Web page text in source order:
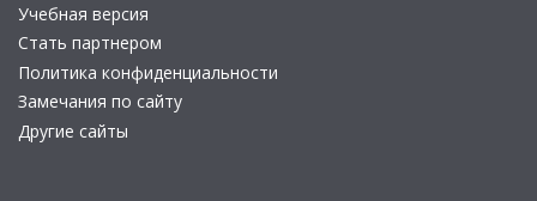
Учебная версия
Стать партнером
Политика конфиденциальности
Замечания по сайту
Другие сайты